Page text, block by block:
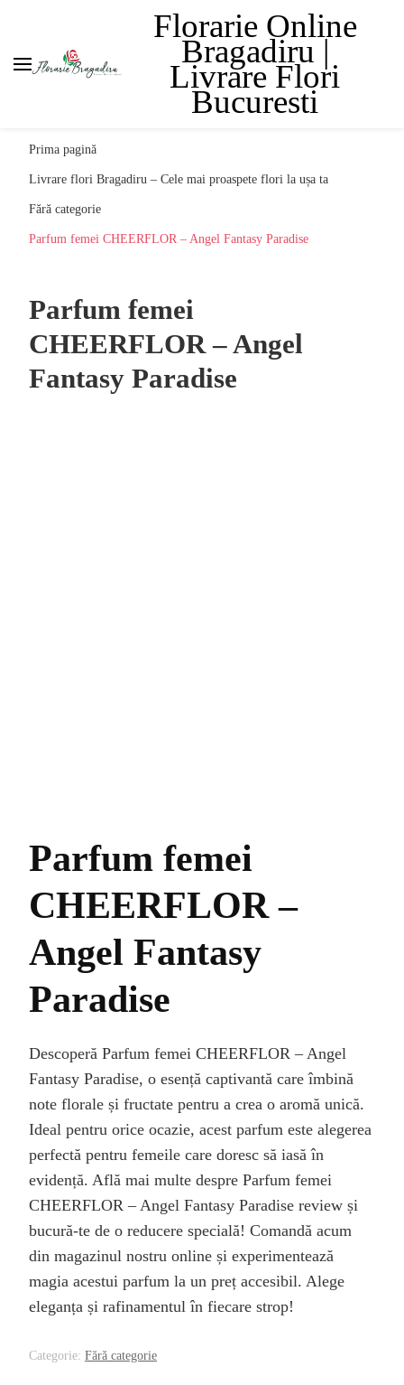
Florarie Online
Bragadiru |
Livrare Flori
Bucuresti
Prima pagină
Livrare flori Bragadiru – Cele mai proaspete flori la ușa ta
Fără categorie
Parfum femei CHEERFLOR – Angel Fantasy Paradise
Parfum femei
CHEERFLOR – Angel
Fantasy Paradise
Parfum femei
CHEERFLOR –
Angel Fantasy
Paradise
Descoperă Parfum femei CHEERFLOR – Angel
Fantasy Paradise, o esență captivantă care îmbină
note florale și fructate pentru a crea o aromă unică.
Ideal pentru orice ocazie, acest parfum este alegerea
perfectă pentru femeile care doresc să iasă în
evidență. Află mai multe despre Parfum femei
CHEERFLOR – Angel Fantasy Paradise review și
bucură-te de o reducere specială! Comandă acum
din magazinul nostru online și experimentează
magia acestui parfum la un preț accesibil. Alege
eleganța și rafinamentul în fiecare strop!
Categorie: Fără categorie